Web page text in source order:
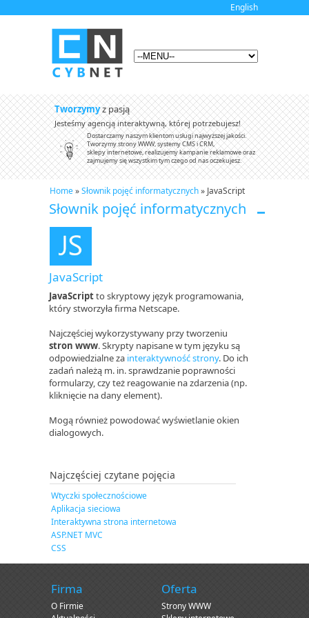
English
Tworzymyz pasją
Jesteśmy agencją interaktywną, której potrzebujesz!
Dostarczamy naszym klientom usługi najwyższej jakości.
Tworzymy strony WWW, systemy CMS i CRM,
sklepy internetowe, realizujemy kampanie reklamowe oraz
zajmujemy się wszystkim tym czego od nas oczekujesz.
Home»Słownik pojęć informatycznych» JavaScript
Słownik pojęć informatycznych
JavaScript
JavaScriptto skryptowy język programowania,
który stworzyła firma Netscape.
Najczęściej wykorzystywany przy tworzeniu
stron www. Skrypty napisane w tym języku są
odpowiedzialne za interaktywność strony. Do ich
zadań należą m. in. sprawdzanie poprawności
formularzy, czy też reagowanie na zdarzenia (np.
kliknięcie na dany element).
Mogą również powodować wyświetlanie okien
dialogowych.
Najczęściej czytane pojęcia
Wtyczki społecznościowe
Aplikacja sieciowa
Interaktywna strona internetowa
ASP.NET MVC
CSS
Firma
O Firmie
Oferta
Strony WWW